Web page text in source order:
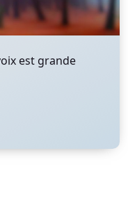
est grande